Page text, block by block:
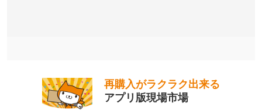
再購入がラクラク出来る
アプリ版現場市場